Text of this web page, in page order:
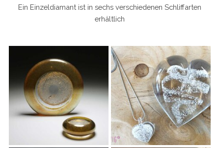
Ein Einzeldiamant ist in sechs verschiedenen Schliffarten
erhältlich